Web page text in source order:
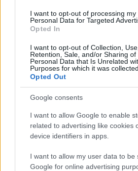
I want to opt-out of processing my
Personal Data for Targeted
Opted In
I want to opt-out of Collection, Use,
Retention, Sale, and/or Sharing of
Personal Data that Is Unrelated
Purposes for which it was collected.
Opted Out
Google consents
I want to allow Google to enable
related to advertising like cookies
device identifiers in apps.
I want to allow my user data to be
Google for online advertising
redazione difende
conserva ricette leggere